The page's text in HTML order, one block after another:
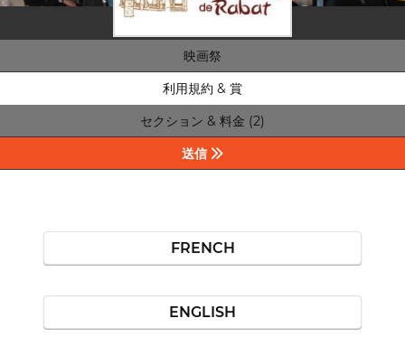
映画祭
利用規約 & 賞
セクション & 料金 (2)
送信
FRENCH
ENGLISH